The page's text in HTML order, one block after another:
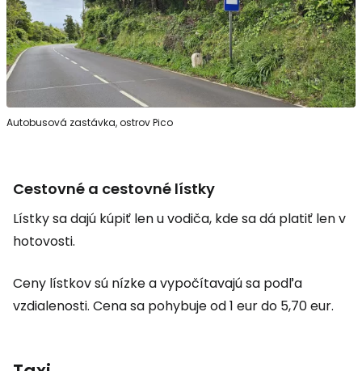
Autobusová zastávka, ostrov Pico
Cestovné a cestovné lístky
Lístky sa dajú kúpiť len u vodiča, kde sa dá platiť len v
hotovosti.
Ceny lístkov sú nízke a vypočítavajú sa podľa
vzdialenosti. Cena sa pohybuje od 1 eur do 5,70 eur.